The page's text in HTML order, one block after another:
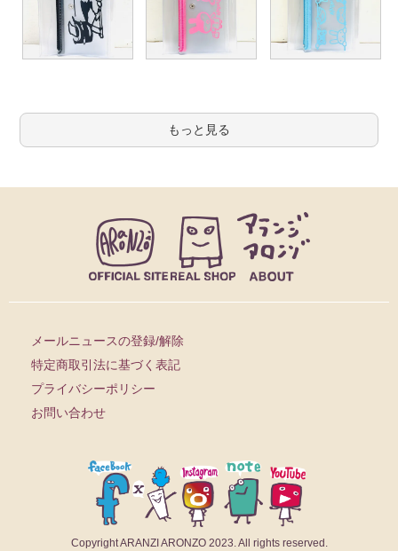
もっと見る
メールニュースの登録/解除
特定商取引法に基づく表記
プライバシーポリシー
お問い合わせ
Copyright ARANZI ARONZO 2023. All rights reserved.